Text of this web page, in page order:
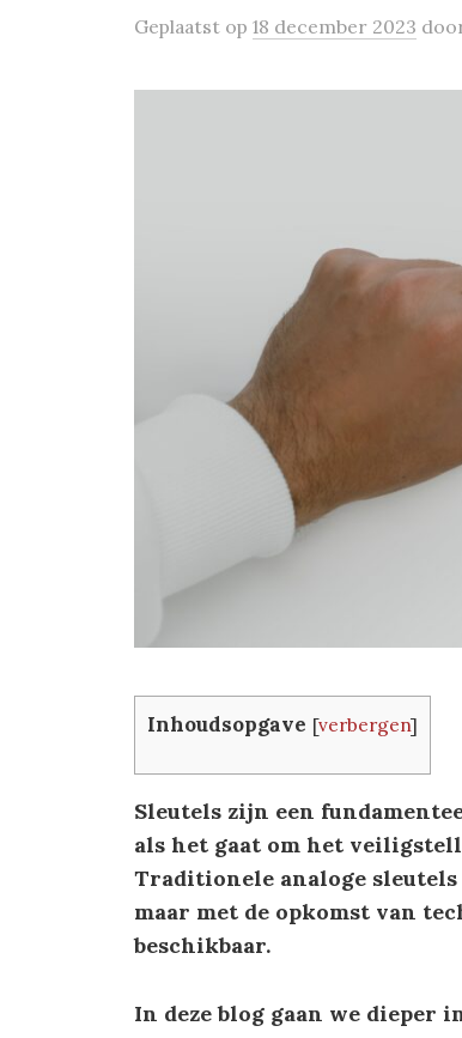
Geplaatst op 18 december 2023
Inhoudsopgave [verbergen]
Sleutels zijn een
als het gaat om het
Traditionele analoge sleutels
maar met de opkomst van
beschikbaar.
In deze blog gaan we dieper